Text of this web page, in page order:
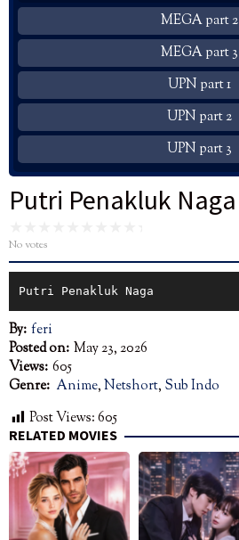
MEGA part 2
MEGA part 3
UPN part 1
UPN part 2
UPN part 3
Putri Penakluk Naga
No votes
Putri Penakluk Naga
By: feri
Posted on: May 23, 2026
Views: 605
Genre: Anime,Netshort, Sub Indo
Post Views:605
RELATED MOVIES